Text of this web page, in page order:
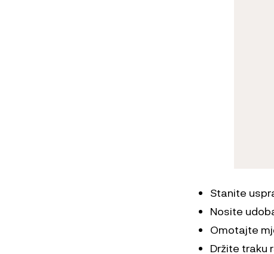
Stanite
Nosite
Omotajte
Držite traku